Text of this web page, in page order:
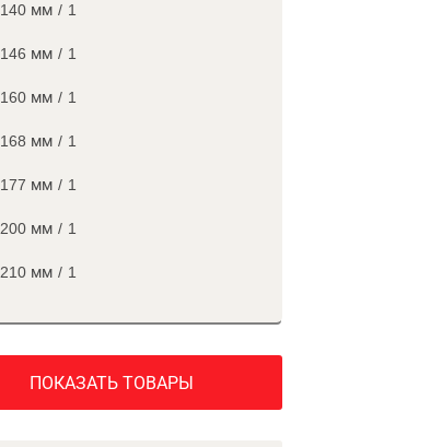
140 мм / 1
146 мм / 1
160 мм / 1
168 мм / 1
177 мм / 1
200 мм / 1
210 мм / 1
ПОКАЗАТЬ ТОВАРЫ